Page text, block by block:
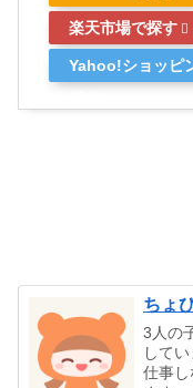
楽天市場で探す
Yahoo!ショッピ
ちょ
3人の
してい
仕事